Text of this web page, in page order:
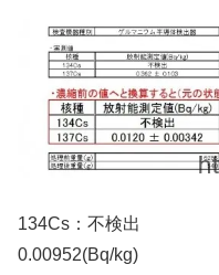
134Cs：不検出
0.00952(Bq/kg)